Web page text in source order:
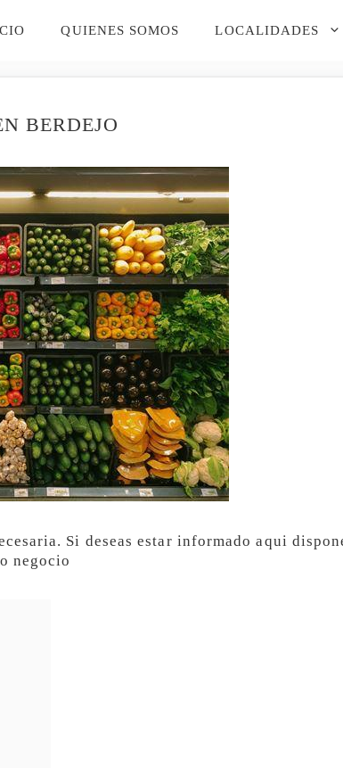
QUIENES SOMOS LOCALIDADES
BERDEJO
Si deseas estar informado aqui
negocio